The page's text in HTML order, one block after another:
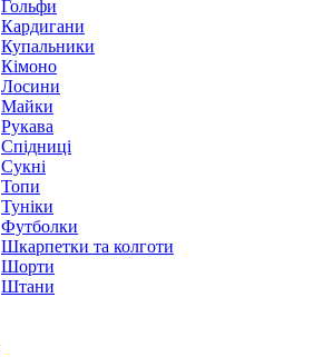
Гольфи
Кардигани
Купальники
Кімоно
Лосини
Майки
Рукава
Спідниці
Сукні
Топи
Туніки
Футболки
Шкарпетки та колготи
Шорти
Штани